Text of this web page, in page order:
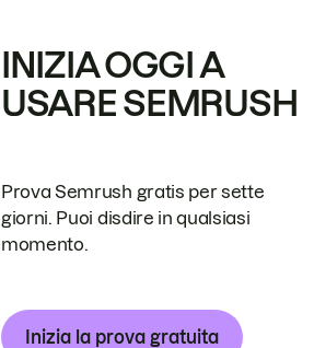
INIZIA OGGI A
USARE SEMRUSH
Prova Semrush gratis per sette
giorni. Puoi disdire in qualsiasi
momento.
Inizia la prova gratuita